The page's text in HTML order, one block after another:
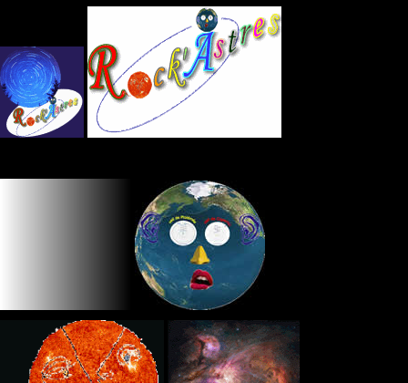
Panneau de gestion des cookies